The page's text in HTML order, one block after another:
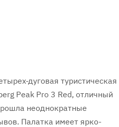
дуговая туристическая
Peak Pro 3 Red, отличный
неоднократные
Палатка имеет ярко-